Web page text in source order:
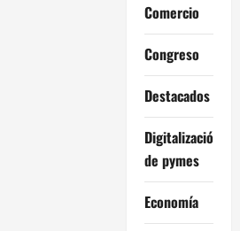
Comercio
Congreso
Destacados
Digitalización
de pymes
Economía